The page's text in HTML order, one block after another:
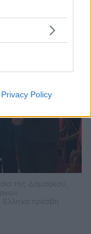
Privacy Policy